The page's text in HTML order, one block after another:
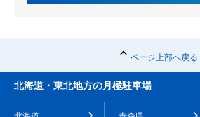
ページ上部へ戻る
北海道・東北地方の月極駐車場